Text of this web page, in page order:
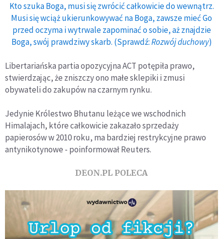
Kto szuka Boga, musi się zwrócić całkowicie do wewnątrz.
Musi się wciąż ukierunkowywać na Boga, zawsze mieć Go
przed oczyma i wytrwale zapominać o sobie, aż znajdzie
Boga, swój prawdziwy skarb. (Sprawdź:Rozwój duchowy)
Libertariańska partia opozycyjna ACT potępiła prawo,
stwierdzając, że zniszczy ono małe sklepiki i zmusi
obywateli do zakupów na czarnym rynku.
Jedynie Królestwo Bhutanu leżące we wschodnich
Himalajach, które całkowicie zakazało sprzedaży
papierosów w 2010 roku, ma bardziej restrykcyjne prawo
antynikotynowe - poinformował Reuters.
DEON.PL POLECA